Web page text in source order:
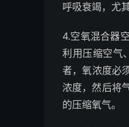
呼吸衰竭，尤
4.空氧混合器
利用压缩空气
者，氧浓度必
浓度，然后将
的压缩氧气。